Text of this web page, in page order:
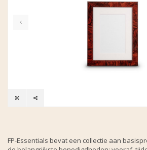
FP-Essentials bevat een collectie aan